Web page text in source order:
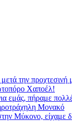
την
Χαποέλ!
εμάς, πήραμε
Μονακό
Μύκονο, είχαμε